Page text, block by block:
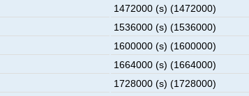
1472000 (s) (1472000)
1536000 (s) (1536000)
1600000 (s) (1600000)
1664000 (s) (1664000)
1728000 (s) (1728000)